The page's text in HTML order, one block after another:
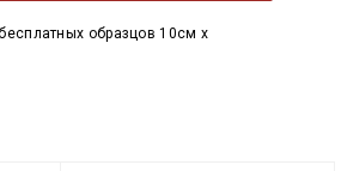
образцов 10см x